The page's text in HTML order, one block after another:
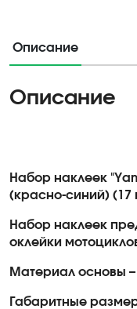
Описание
Описание
Набор наклеек
(красно-синий) (17
Набор наклеек
оклейки
Материал основы
Габаритные